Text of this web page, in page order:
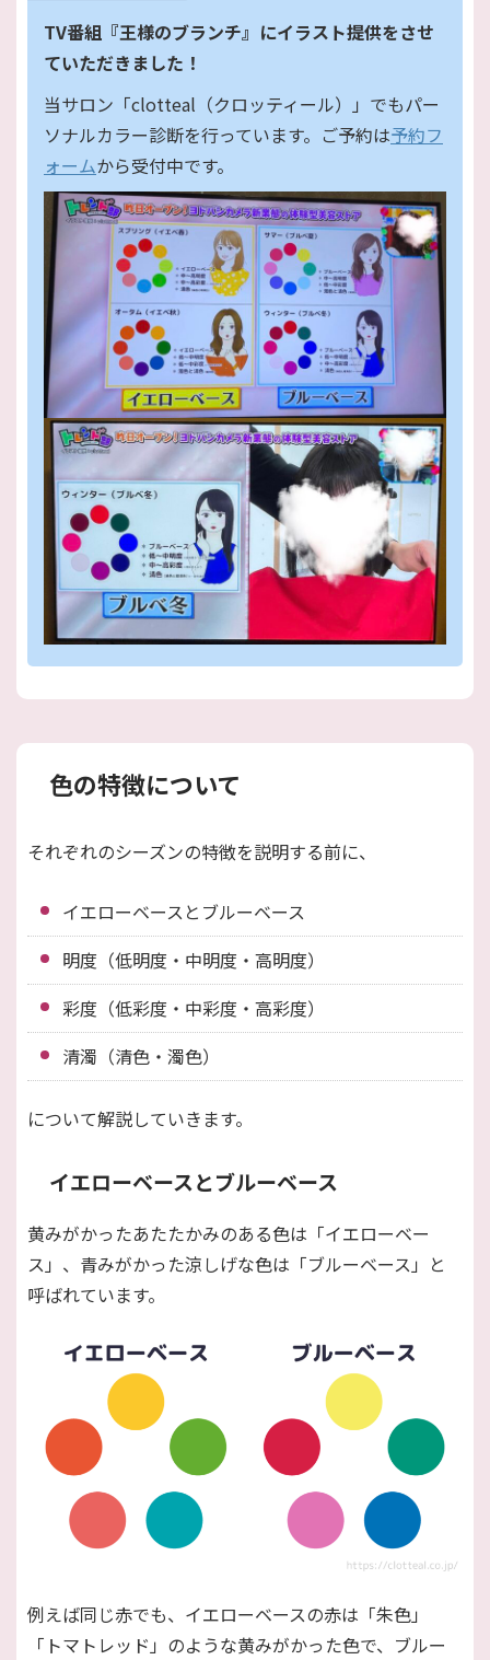
TV番組『王様のブランチ』にイラスト提供をさせ
ていただきました！
当サロン「clotteal（クロッティール）」でもパー
ソナルカラー診断を行っています。ご予約は予約フ
ォームから受付中です。
色の特徴について
それぞれのシーズンの特徴を説明する前に、
イエローベースとブルーベース
明度（低明度・中明度・高明度）
彩度（低彩度・中彩度・高彩度）
清濁（清色・濁色）
について解説していきます。
イエローベースとブルーベース
黄みがかったあたたかみのある色は「イエローベー
ス」、青みがかった涼しげな色は「ブルーベース」と
呼ばれています。
例えば同じ赤でも、イエローベースの赤は「朱色」
「トマトレッド」のような黄みがかった色で、ブルー